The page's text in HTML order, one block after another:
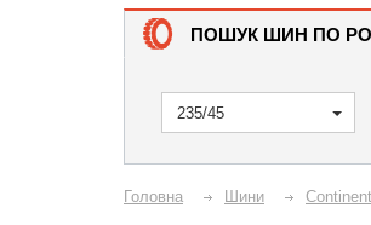
ПОШУК ШИН ПО
235/45
Головна Шини